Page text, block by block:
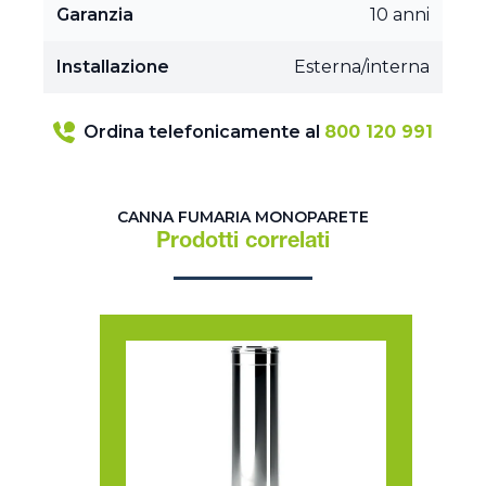
Garanzia 10 anni
Installazione Esterna/interna
Ordina telefonicamente al 800 120 991
CANNA FUMARIA MONOPARETE
Prodotti correlati